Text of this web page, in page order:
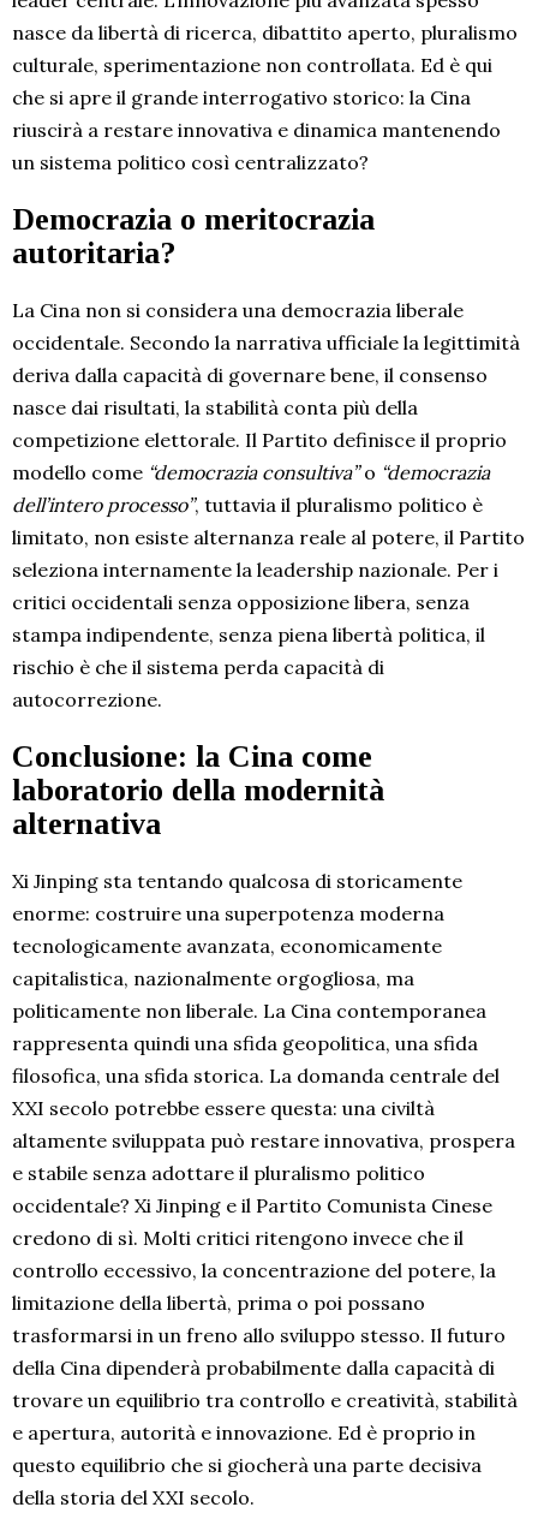
nasce da libertà di ricerca, dibattito aperto, pluralismo
culturale, sperimentazione non controllata. Ed è qui
che si apre il grande interrogativo storico: la Cina
riuscirà a restare innovativa e dinamica mantenendo
un sistema politico così centralizzato?
Democrazia o meritocrazia
autoritaria?
La Cina non si considera una democrazia liberale
occidentale. Secondo la narrativa ufficiale la legittimità
deriva dalla capacità di governare bene, il consenso
nasce dai risultati, la stabilità conta più della
competizione elettorale. Il Partito definisce il proprio
modello come “democrazia consultiva”o “democrazia
dell’intero processo”, tuttavia il pluralismo politico è
limitato, non esiste alternanza reale al potere, il Partito
seleziona internamente la leadership nazionale. Per i
critici occidentali senza opposizione libera, senza
stampa indipendente, senza piena libertà politica, il
rischio è che il sistema perda capacità di
autocorrezione.
Conclusione: la Cina come
laboratorio della modernità
alternativa
Xi Jinping sta tentando qualcosa di storicamente
enorme: costruire una superpotenza moderna
tecnologicamente avanzata, economicamente
capitalistica, nazionalmente orgogliosa, ma
politicamente non liberale. La Cina contemporanea
rappresenta quindi una sfida geopolitica, una sfida
filosofica, una sfida storica. La domanda centrale del
XXI secolo potrebbe essere questa: una civiltà
altamente sviluppata può restare innovativa, prospera
e stabile senza adottare il pluralismo politico
occidentale? Xi Jinping e il Partito Comunista Cinese
credono di sì. Molti critici ritengono invece che il
controllo eccessivo, la concentrazione del potere, la
limitazione della libertà, prima o poi possano
trasformarsi in un freno allo sviluppo stesso. Il futuro
della Cina dipenderà probabilmente dalla capacità di
trovare un equilibrio tra controllo e creatività, stabilità
e apertura, autorità e innovazione. Ed è proprio in
questo equilibrio che si giocherà una parte decisiva
della storia del XXI secolo.